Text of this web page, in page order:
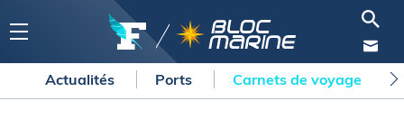
Actualités Ports Carnets de voyage